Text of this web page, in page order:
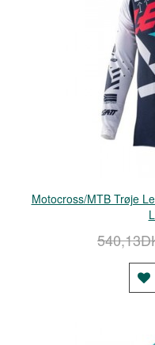
Motocross/MTB Trøje